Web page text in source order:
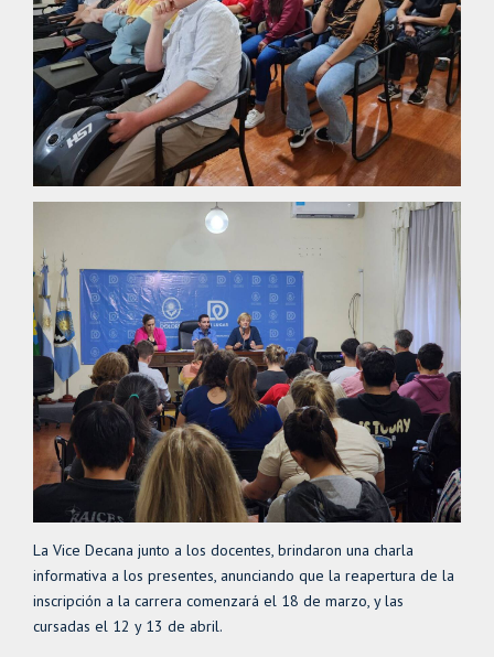
La Vice Decana junto a los docentes, brindaron una charla
informativa a los presentes, anunciando que la reapertura de la
inscripción a la carrera comenzará el 18 de marzo, y las
cursadas el 12 y 13 de abril.